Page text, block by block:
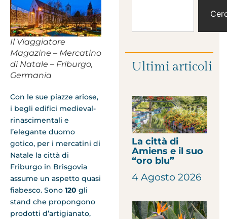
Il Viaggiatore
Magazine – Mercatino
di Natale – Friburgo,
Germania
Con le sue piazze ariose,
i begli edifici medieval-
rinascimentali e
l’elegante duomo
gotico, per i mercatini di
Natale la città di
Friburgo in Brisgovia
assume un aspetto quasi
fiabesco. Sono 120 gli
stand che propongono
prodotti d’artigianato,
Ultimi articoli
La città di
Amiens e il suo
“oro blu”
4 Agosto 2026